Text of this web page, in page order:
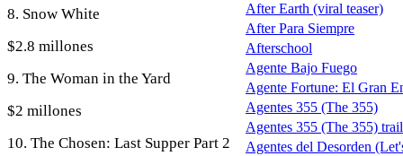
8. Snow White
$2.8 millones
9. The Woman in the Yard
$2 millones
10. The Chosen: Last Supper Part 2
After Earth (viral teaser)
After Para Siempre
Afterschool
Agente Bajo Fuego
Agente Fortune: El Gran
Agentes 355 (The 355)
Agentes 355 (The 355)
Agentes del Desorden